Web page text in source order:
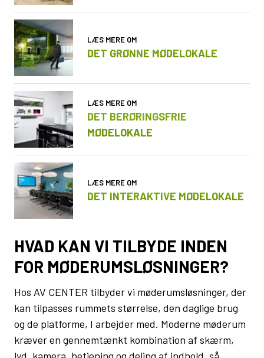
LÆS MERE OM
DET GRØNNE MØDELOKALE
LÆS MERE OM
DET BERØRINGSFRIE
MØDELOKALE
LÆS MERE OM
DET INTERAKTIVE MØDELOKALE
HVAD KAN VI TILBYDE INDEN
FOR MØDERUMSLØSNINGER?
Hos AV CENTER tilbyder vi møderumsløsninger, der
kan tilpasses rummets størrelse, den daglige brug
og de platforme, I arbejder med. Moderne møderum
kræver en gennemtænkt kombination af skærm,
lyd, kamera, betjening og deling af indhold, så